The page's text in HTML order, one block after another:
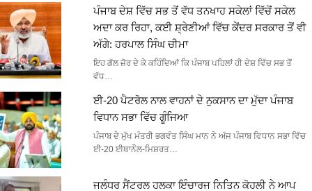
ਪੰਜਾਬ ਦੇਸ਼ ਵਿੱਚ ਸਭ ਤੋਂ ਵੱਧ ਤਨਖਾਹ ਸਕੇਲਾਂ ਵਿੱਚੋਂ ਸਕੇਲ
ਅਦਾ ਕਰ ਰਿਹਾ, ਕਈ ਸ਼੍ਰੇਣੀਆਂ ਵਿੱਚ ਕੇਂਦਰ ਸਰਕਾਰ ਤੋਂ ਵੀ
ਅੱਗੇ: ਹਰਪਾਲ ਸਿੰਘ ਚੀਮਾ
ਇਹ ਗੱਲ ਜ਼ੋਰ ਦੇ ਕੇ ਕਹਿੰਦਿਆਂ ਕਿ ਪੰਜਾਬ ਪਹਿਲਾਂ ਹੀ ਦੇਸ਼ ਵਿੱਚ ਸਭ ਤੋਂ
ਵੱਧ…
ਈ-20 ਪੈਟਰੋਲ ਨਾਲ ਵਾਹਨਾਂ ਦੇ ਨੁਕਸਾਨ ਦਾ ਮੁੱਦਾ ਪੰਜਾਬ
ਵਿਧਾਨ ਸਭਾ ਵਿੱਚ ਗੂੰਜਿਆ
ਪੰਜਾਬ ਦੇ ਮੁੱਖ ਮੰਤਰੀ ਭਗਵੰਤ ਸਿੰਘ ਮਾਨ ਨੇ ਅੱਜ ਪੰਜਾਬ ਵਿਧਾਨ ਸਭਾ ਵਿੱਚ
ਈ-20 ਈਥਾਨੌਲ-ਮਿਸ਼ਰਤ…
ਜਲੰਧਰ ਸੈਂਟਰਲ ਹਲਕਾ ਇੰਚਾਰਜ ਨਿਤਿਨ ਕੋਹਲੀ ਨੇ ਆਪ